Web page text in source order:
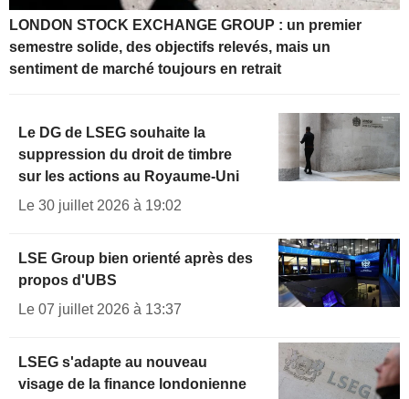
LONDON STOCK EXCHANGE GROUP : un premier
semestre solide, des objectifs relevés, mais un
sentiment de marché toujours en retrait
Le DG de LSEG souhaite la
suppression du droit de timbre
sur les actions au Royaume-Uni
Le 30 juillet 2026 à 19:02
LSE Group bien orienté après des
propos d'UBS
Le 07 juillet 2026 à 13:37
LSEG s'adapte au nouveau
visage de la finance londonienne